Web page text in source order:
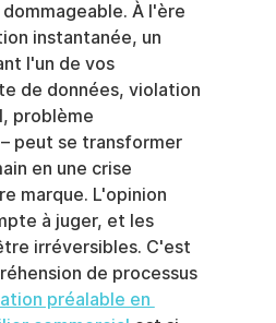
À l'ère
instantanée, un
l'un de vos
de données, violation
problème
peut se transformer
en une crise
marque. L'opinion
à juger, et les
irréversibles. C'est
de processus
préalable en